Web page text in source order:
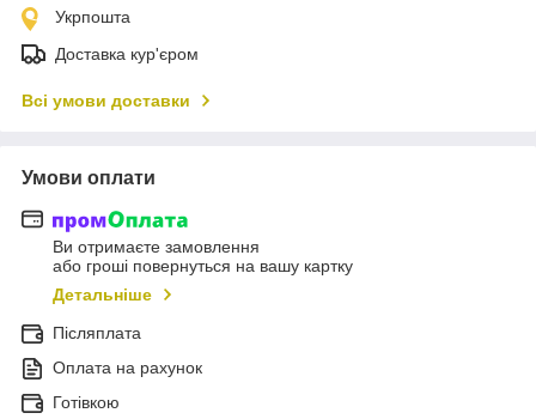
Укрпошта
Доставка кур'єром
Всі умови доставки
Умови оплати
Ви отримаєте замовлення
або гроші повернуться на вашу картку
Детальніше
Післяплата
Оплата на рахунок
Готівкою